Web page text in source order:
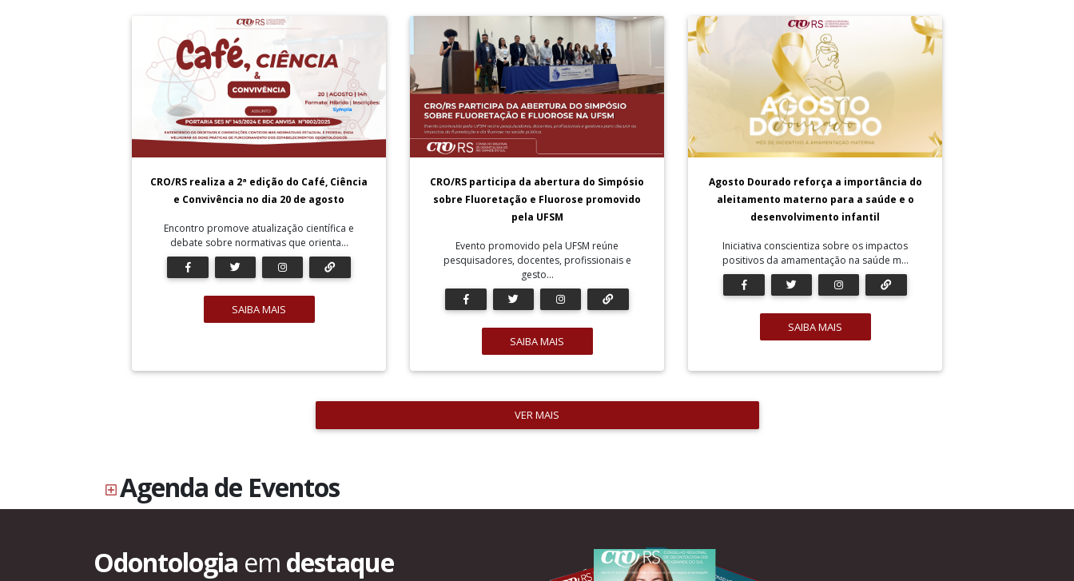
CRO/RS realiza a 2ª edição do Café, Ciência
e Convivência no dia 20 de agosto
Encontro promove atualização científica e
debate sobre normativas que orienta...
SAIBA MAIS
CRO/RS participa da abertura do Simpósio
sobre Fluoretação e Fluorose promovido
pela UFSM
Evento promovido pela UFSM reúne
pesquisadores, docentes, profissionais e
gesto...
SAIBA MAIS
Agosto Dourado reforça a importância do
aleitamento materno para a saúde e o
desenvolvimento infantil
Iniciativa conscientiza sobre os impactos
positivos da amamentação na saúde m...
SAIBA MAIS
VER MAIS
Agenda de Eventos
Odontologia em destaque